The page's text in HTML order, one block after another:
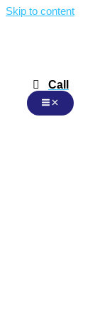
Skip to content
Call